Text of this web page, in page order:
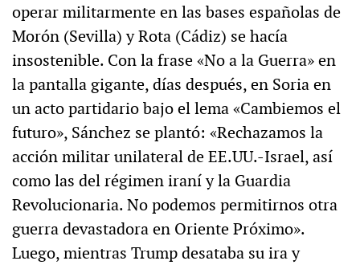
operar militarmente en las bases españolas de
Morón (Sevilla) y Rota (Cádiz) se hacía
insostenible. Con la frase «No a la Guerra» en
la pantalla gigante, días después, en Soria en
un acto partidario bajo el lema «Cambiemos el
futuro», Sánchez se plantó: «Rechazamos la
acción militar unilateral de EE.UU.-Israel, así
como las del régimen iraní y la Guardia
Revolucionaria. No podemos permitirnos otra
guerra devastadora en Oriente Próximo».
Luego, mientras Trump desataba su ira y